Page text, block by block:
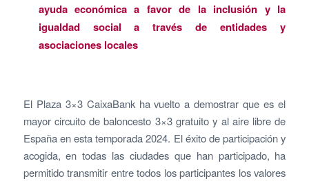
ayuda económica a favor de la inclusión y la
igualdad social a través de entidades y
asociaciones locales
El Plaza 3×3 CaixaBank ha vuelto a demostrar que es el
mayor circuito de baloncesto 3×3 gratuito y al aire libre de
España en esta temporada 2024. El éxito de participación y
acogida, en todas las ciudades que han participado, ha
permitido transmitir entre todos los participantes los valores